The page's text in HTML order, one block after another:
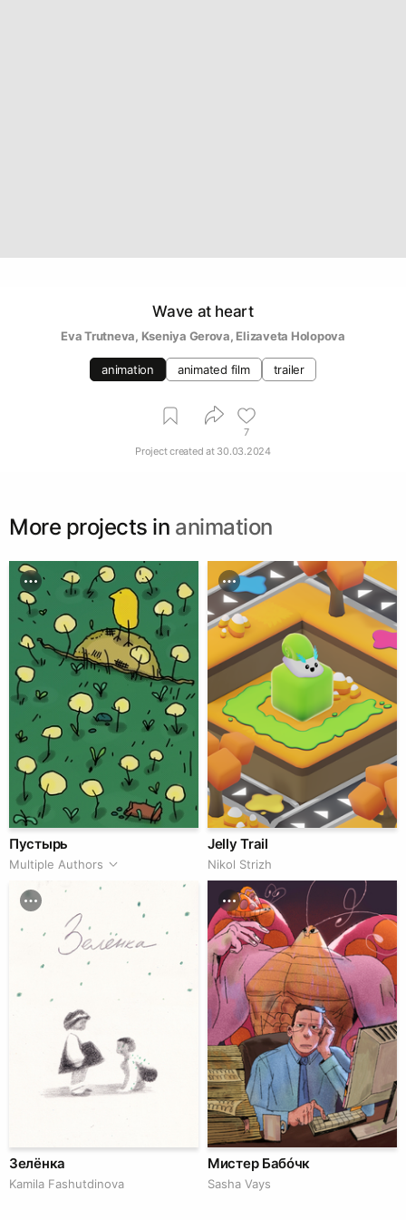
Wave at heart
Eva Trutneva, Kseniya Gerova, Elizaveta Holopova
animation animated film trailer
7
Project created at 30.03.2024
More projects in animation
Пустырь
Multiple Authors
Jelly Trail
Nikol Strizh
Зелёнка
Kamila Fashutdinova
Мистер Бабóчк
Sasha Vays